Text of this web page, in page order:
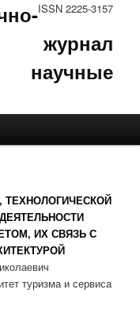
ISSN 2225-3157
журнал
научные
ТЕХНОЛОГИЧЕСКОЙ
ИХ СВЯЗЬ С
туризма и сервиса